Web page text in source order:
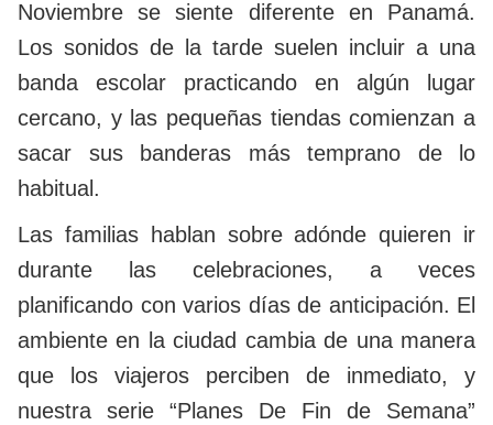
Noviembre se siente diferente en Panamá.
Los sonidos de la tarde suelen incluir a una
banda escolar practicando en algún lugar
cercano, y las pequeñas tiendas comienzan a
sacar sus banderas más temprano de lo
habitual.
Las familias hablan sobre adónde quieren ir
durante las celebraciones, a veces
planificando con varios días de anticipación. El
ambiente en la ciudad cambia de una manera
que los viajeros perciben de inmediato, y
nuestra serie “Planes De Fin de Semana”